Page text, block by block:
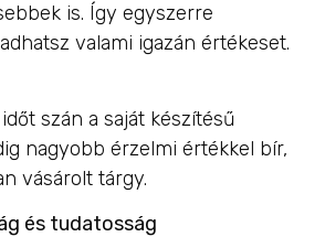
is. Így egyszerre
valami igazán értékeset.
szán a saját készítésű
nagyobb érzelmi értékkel bír,
vásárolt tárgy.
és tudatosság